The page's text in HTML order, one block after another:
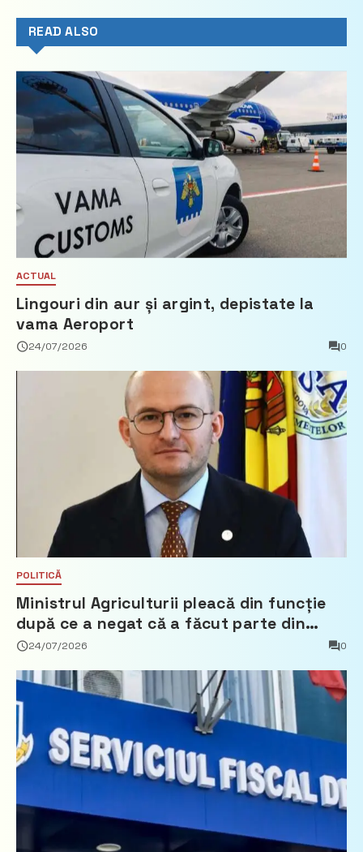
READ ALSO
ACTUAL
Lingouri din aur și argint, depistate la
vama Aeroport
24/07/2026 0
POLITICĂ
Ministrul Agriculturii pleacă din funcție
după ce a negat că a făcut parte din
Partidul Democrat
24/07/2026 0